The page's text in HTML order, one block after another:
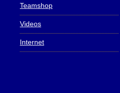
Teamshop
Videos
Internet